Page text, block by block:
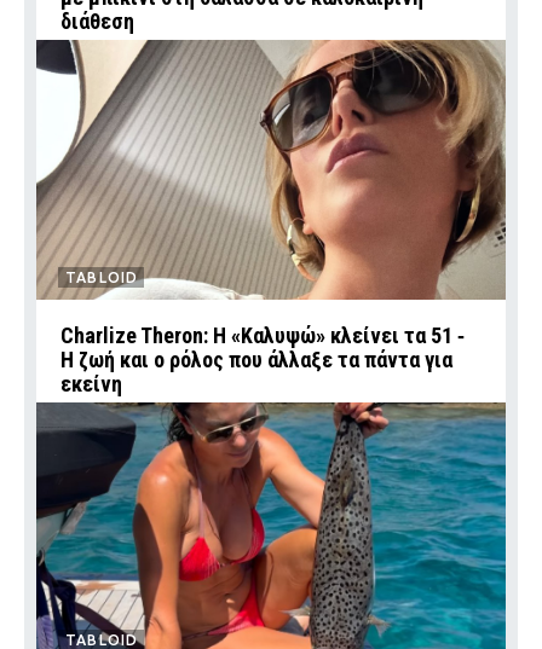
διάθεση
TABLOID
Charlize Theron: Η «Καλυψώ» κλείνει τα 51 ‑
H ζωή και ο ρόλος που άλλαξε τα πάντα για
εκείνη
TABLOID